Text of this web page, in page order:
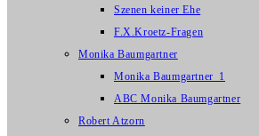
Szenen keiner Ehe
F.X.Kroetz-Fragen
Monika Baumgartner
Monika Baumgartner_1
ABC Monika Baumgartner
Robert Atzorn